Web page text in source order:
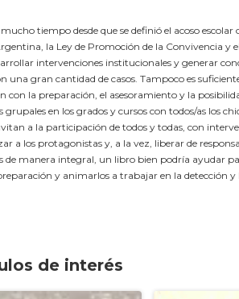
tiempo desde que se definió el acoso
la Ley de Promoción de la Convivencia y
intervenciones institucionales y generar
una gran cantidad de casos. Tampoco es
con la preparación, el asesoramiento y la
en los grados y cursos con todos/as los
a la participación de todos y todas, con
a los protagonistas y, a la vez, liberar de
de manera integral, un libro bien podría ayudar
y animarlos a trabajar en la detección y
de interés